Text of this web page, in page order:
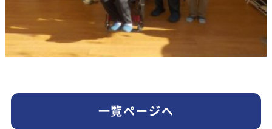
一覧ページへ